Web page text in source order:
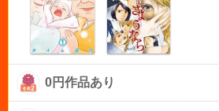
0円作品あり